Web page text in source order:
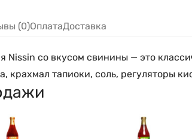
(0)ОплатаДоставка
Nissin со вкусом свинины — это
тапиоки, соль, регуляторы